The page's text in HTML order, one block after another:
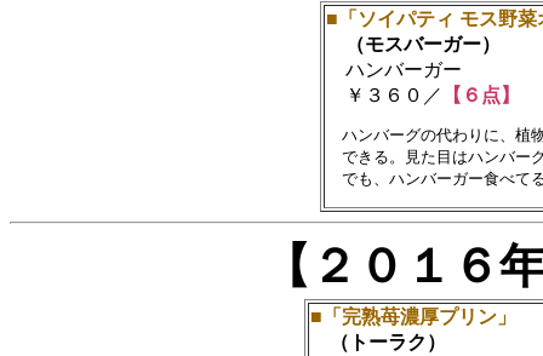
■「ソイパティ モス野
（モスバーガー）
ハンバーガー
￥３６０／
【６点】
ハンバーグの代わりに、植
できる。見た目はハンバー
【２０１
■「完熟苺濃厚プリン」
（トーラク）